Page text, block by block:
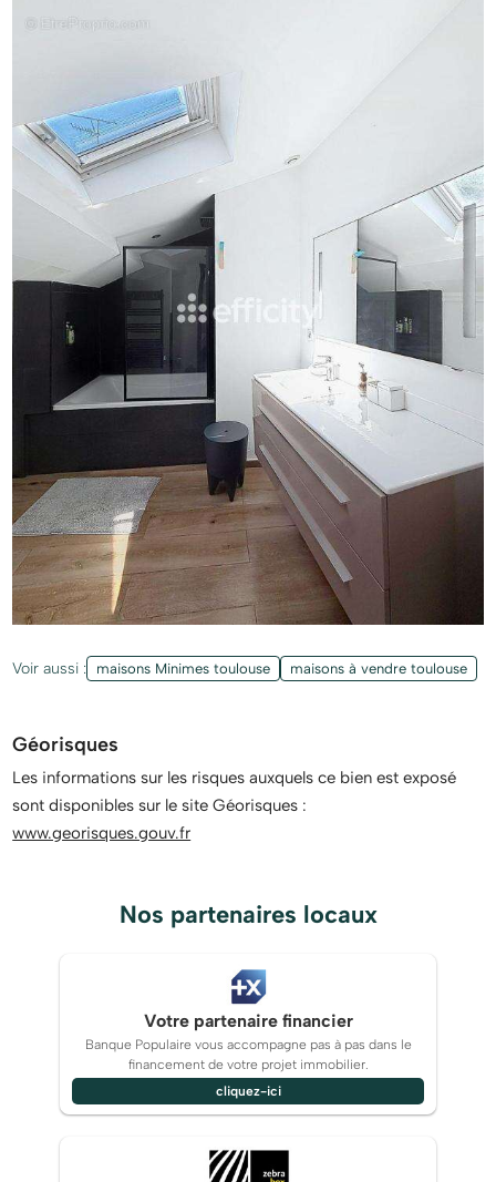
Voir aussi : maisons Minimes toulouse maisons à vendre toulouse
Géorisques
Les informations sur les risques auxquels ce bien est exposé
sont disponibles sur le site Géorisques :
www.georisques.gouv.fr
Nos partenaires locaux
Votre partenaire financier
Banque Populaire vous accompagne pas à pas dans le
financement de votre projet immobilier.
cliquez-ici